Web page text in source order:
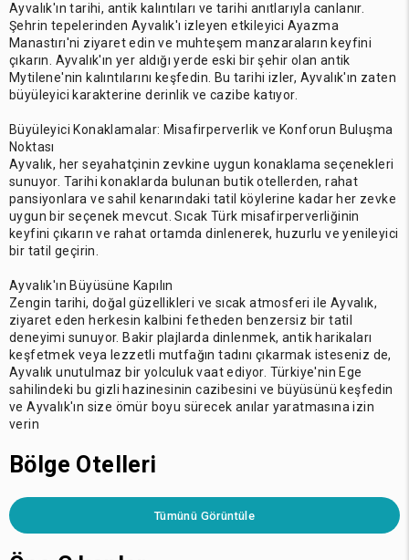
Ayvalık'ın tarihi, antik kalıntıları ve tarihi anıtlarıyla canlanır.
Şehrin tepelerinden Ayvalık'ı izleyen etkileyici Ayazma
Manastırı'ni ziyaret edin ve muhteşem manzaraların keyfini
çıkarın. Ayvalık'ın yer aldığı yerde eski bir şehir olan antik
Mytilene'nin kalıntılarını keşfedin. Bu tarihi izler, Ayvalık'ın zaten
büyüleyici karakterine derinlik ve cazibe katıyor.
Büyüleyici Konaklamalar: Misafirperverlik ve Konforun Buluşma
Noktası
Ayvalık, her seyahatçinin zevkine uygun konaklama seçenekleri
sunuyor. Tarihi konaklarda bulunan butik otellerden, rahat
pansiyonlara ve sahil kenarındaki tatil köylerine kadar her zevke
uygun bir seçenek mevcut. Sıcak Türk misafirperverliğinin
keyfini çıkarın ve rahat ortamda dinlenerek, huzurlu ve yenileyici
bir tatil geçirin.
Ayvalık'ın Büyüsüne Kapılın
Zengin tarihi, doğal güzellikleri ve sıcak atmosferi ile Ayvalık,
ziyaret eden herkesin kalbini fetheden benzersiz bir tatil
deneyimi sunuyor. Bakir plajlarda dinlenmek, antik harikaları
keşfetmek veya lezzetli mutfağın tadını çıkarmak isteseniz de,
Ayvalık unutulmaz bir yolculuk vaat ediyor. Türkiye'nin Ege
sahilindeki bu gizli hazinesinin cazibesini ve büyüsünü keşfedin
ve Ayvalık'ın size ömür boyu sürecek anılar yaratmasına izin
verin
Bölge Otelleri
Tümünü Görüntüle